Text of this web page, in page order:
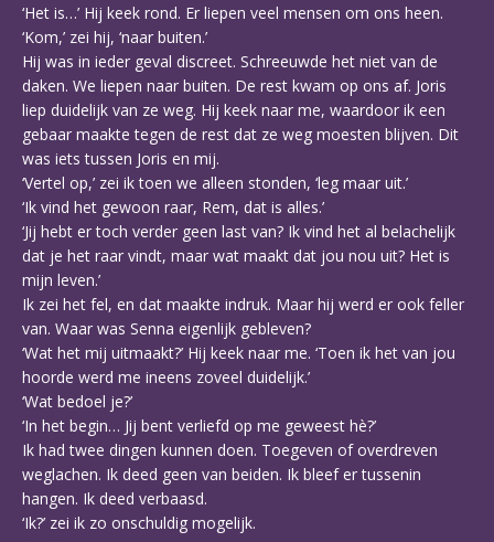
‘Het is…’ Hij keek rond. Er liepen veel mensen om ons heen.
‘Kom,’ zei hij, ‘naar buiten.’
Hij was in ieder geval discreet. Schreeuwde het niet van de
daken. We liepen naar buiten. De rest kwam op ons af. Joris
liep duidelijk van ze weg. Hij keek naar me, waardoor ik een
gebaar maakte tegen de rest dat ze weg moesten blijven. Dit
was iets tussen Joris en mij.
‘Vertel op,’ zei ik toen we alleen stonden, ‘leg maar uit.’
‘Ik vind het gewoon raar, Rem, dat is alles.’
‘Jij hebt er toch verder geen last van? Ik vind het al belachelijk
dat je het raar vindt, maar wat maakt dat jou nou uit? Het is
mijn leven.’
Ik zei het fel, en dat maakte indruk. Maar hij werd er ook feller
van. Waar was Senna eigenlijk gebleven?
‘Wat het mij uitmaakt?’ Hij keek naar me. ‘Toen ik het van jou
hoorde werd me ineens zoveel duidelijk.’
‘Wat bedoel je?’
‘In het begin… Jij bent verliefd op me geweest hè?’
Ik had twee dingen kunnen doen. Toegeven of overdreven
weglachen. Ik deed geen van beiden. Ik bleef er tussenin
hangen. Ik deed verbaasd.
‘Ik?’ zei ik zo onschuldig mogelijk.